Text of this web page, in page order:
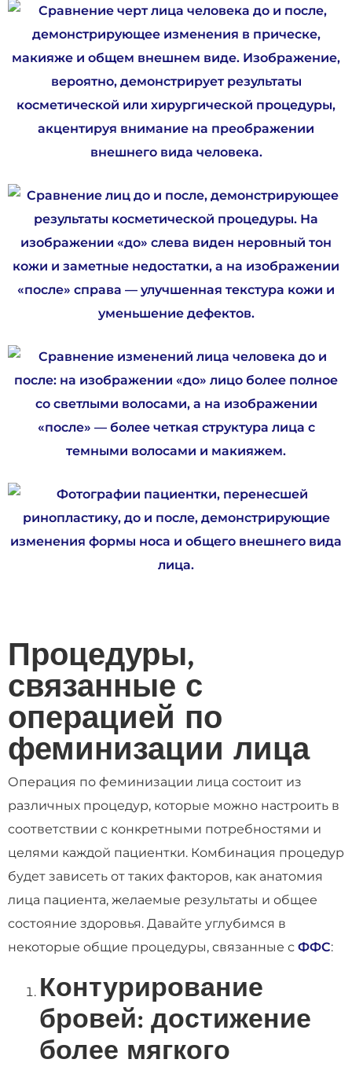
Процедуры,
связанные с
операцией по
феминизации лица
Операция по феминизации лица состоит из
различных процедур, которые можно настроить в
соответствии с конкретными потребностями и
целями каждой пациентки. Комбинация процедур
будет зависеть от таких факторов, как анатомия
лица пациента, желаемые результаты и общее
состояние здоровья. Давайте углубимся в
некоторые общие процедуры, связанные с ФФС:
Контурирование
бровей: достижение
более мягкого